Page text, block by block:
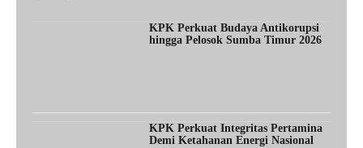
KPK Perkuat Budaya Antikorupsi
hingga Pelosok Sumba Timur 2026
KPK Perkuat Integritas Pertamina
Demi Ketahanan Energi Nasional